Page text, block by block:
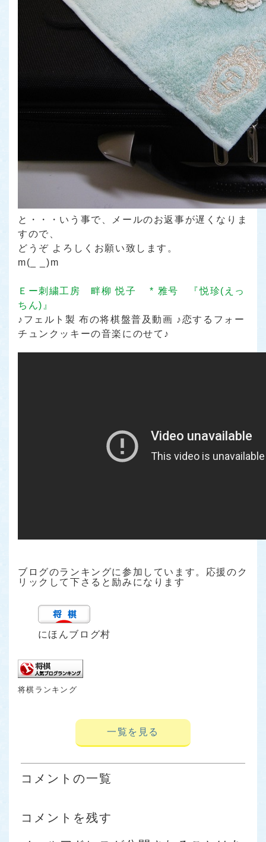
と・・・いう事で、メールのお返事が遅くなりま
すので、
どうぞ よろしくお願い致します。
m(_ _)m
Ｅー刺繍工房 畔柳 悦子 * 雅号 『悦珍(えっ
ちん)』
♪フェルト製 布の将棋盤普及動画 ♪恋するフォー
チュンクッキーの音楽にのせて♪
ブログのランキングに参加しています。応援のク
リックして下さると励みになります
にほんブログ村
将棋ランキング
一覧を見る
コメントの一覧
コメントを残す